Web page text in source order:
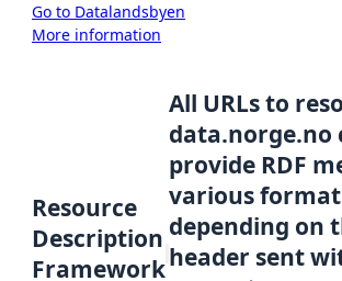
Go to Datalandsbyen
More information
Resource
Description
Framework
All URLs to
data.norge.no
provide RDF
various
depending on
header sent